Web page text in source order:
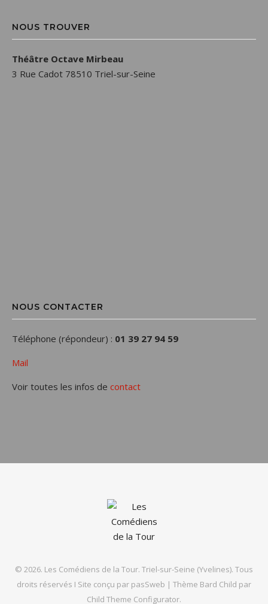
NOUS TROUVER
Théâtre Octave Mirbeau
3 Rue Cadot 78510 Triel-sur-Seine
NOUS CONTACTER
Téléphone (répondeur) : 01 39 27 94 59
Mail
Voir toutes les infos de contact
© 2026. Les Comédiens de la Tour. Triel-sur-Seine (Yvelines). Tous
droits réservés I Site conçu par pasSweb | Thème Bard Child par
Child Theme Configurator.